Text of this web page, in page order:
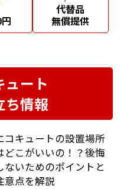
代替品
無償提供
ュート
ち情報
コキュートの設置場所
どこがいいの！？後悔
ないためのポイントと
意点を解説